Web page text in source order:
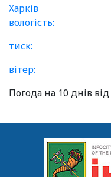
Харків
вологість:
тиск:
вітер:
Погода на 10 днів від